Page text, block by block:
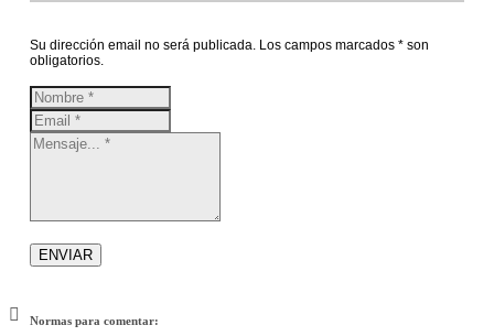
Su dirección email no será publicada. Los campos marcados * son
obligatorios.
Normas para comentar: